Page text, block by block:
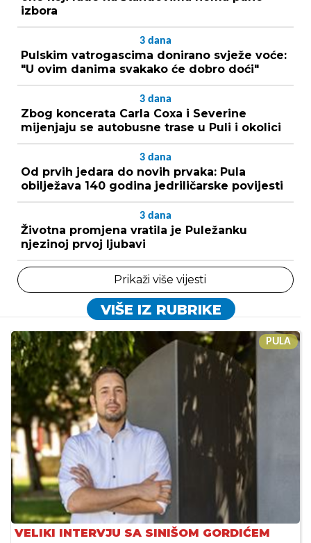
izbora
3 dana
Pulskim vatrogascima donirano svježe voće:
"U ovim danima svakako će dobro doći"
3 dana
Zbog koncerata Carla Coxa i Severine
mijenjaju se autobusne trase u Puli i okolici
3 dana
Od prvih jedara do novih prvaka: Pula
obilježava 140 godina jedriličarske povijesti
3 dana
Životna promjena vratila je Puležanku
njezinoj prvoj ljubavi
Prikaži više vijesti
VIŠE IZ RUBRIKE
PULA
VELIKI INTERVJU SA SINIŠOM GORDIĆEM